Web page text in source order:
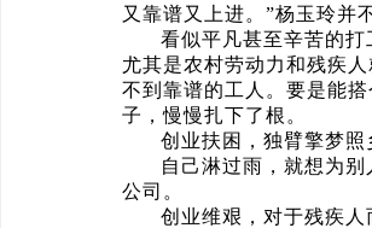
又靠谱又上进。”杨玉玲并
看似平凡甚至辛苦的
尤其是农村劳动力和残疾
不到靠谱的工人。要是能
子，慢慢扎下了根。
创业扶困，独臂擎梦照
自己淋过雨，就想为
公司。
创业维艰，对于残疾